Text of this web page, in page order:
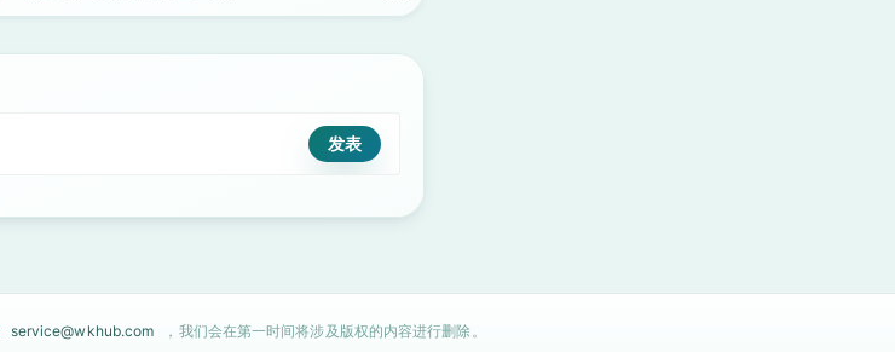
service@wkhub.com ，我们会在第一时间将涉及版权的内容进行删除。